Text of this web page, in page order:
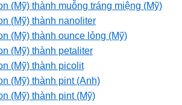
(Mỹ) thành muỗng tráng miệng (Mỹ)
(Mỹ) thành nanoliter
(Mỹ) thành ounce lỏng (Mỹ)
(Mỹ) thành petaliter
(Mỹ) thành picolit
(Mỹ) thành pint (Anh)
(Mỹ) thành pint (Mỹ)